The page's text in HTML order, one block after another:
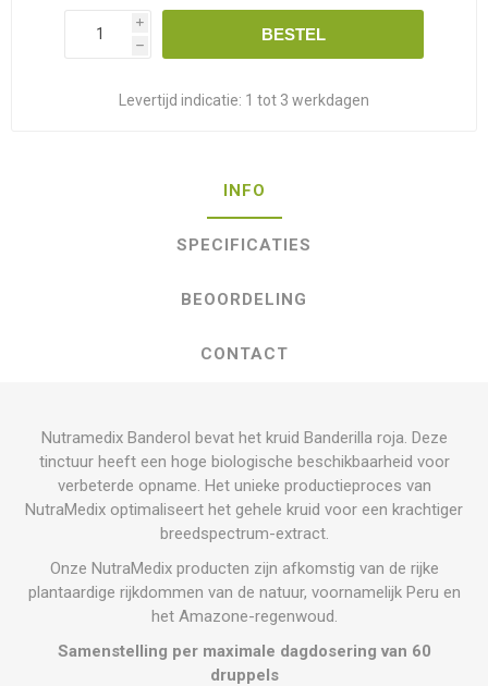
i
h
BESTEL
Levertijd indicatie: 1 tot 3 werkdagen
INFO
SPECIFICATIES
BEOORDELING
CONTACT
Nutramedix Banderol bevat het kruid Banderilla roja. Deze
tinctuur heeft een hoge biologische beschikbaarheid voor
verbeterde opname. Het unieke productieproces van
NutraMedix optimaliseert het gehele kruid voor een krachtiger
breedspectrum-extract.
Onze NutraMedix producten zijn afkomstig van de rijke
plantaardige rijkdommen van de natuur, voornamelijk Peru en
het Amazone-regenwoud.
Samenstelling per maximale dagdosering van 60
druppels